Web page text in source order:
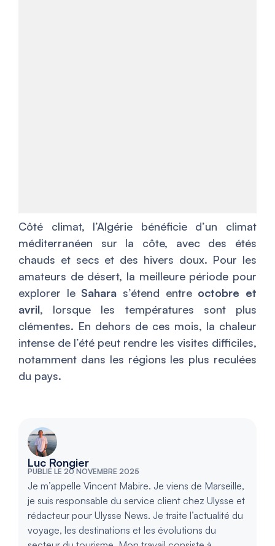
Côté climat, l’Algérie bénéficie d’un climat
méditerranéen sur la côte, avec des étés
chauds et secs et des hivers doux. Pour les
amateurs de désert, la meilleure période pour
explorer le Sahara s’étend entre octobre et
avril, lorsque les températures sont plus
clémentes. En dehors de ces mois, la chaleur
intense de l’été peut rendre les visites difficiles,
notamment dans les régions les plus reculées
du pays.
Luc Rongier
PUBLIÉ LE 20 NOVEMBRE 2025
Je m’appelle Vincent Mabire. Je viens de Marseille,
je suis responsable du service client chez Ulysse et
rédacteur pour Ulysse News. Je traite l’actualité du
voyage, les destinations et les évolutions du